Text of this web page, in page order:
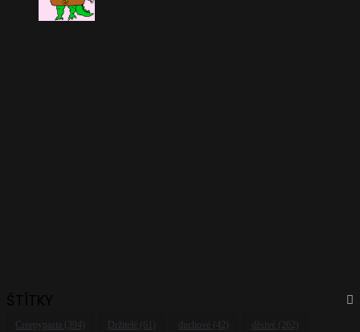
Creepypasta (394) Držitelé (61) duchové (42) děsivé (262)